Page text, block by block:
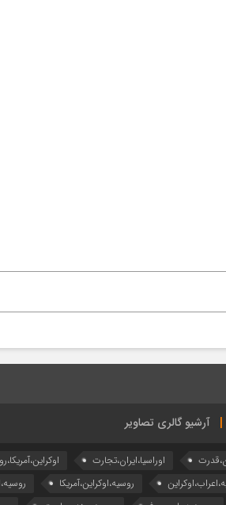
آرشیو گالری تصاویر
اوراسیا،ایران،تجارت
روسیه،اوکراین،آمریکا